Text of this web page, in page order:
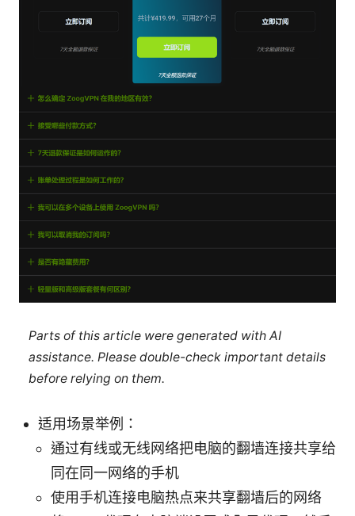
Parts of this article were generated with AI
assistance. Please double-check important details
before relying on them.
适用场景举例：
通过有线或无线网络把电脑的翻墙连接共享给
同在同一网络的手机
使用手机连接电脑热点来共享翻墙后的网络